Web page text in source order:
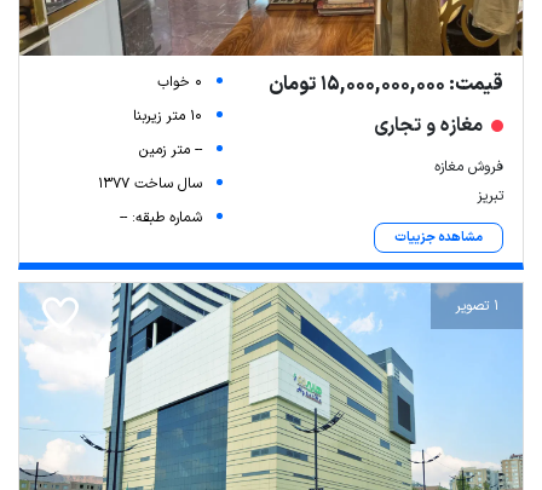
قیمت: 15,000,000,000 تومان
مغازه و تجاری
فروش مغازه
تبریز
مشاهده جزییات
0 خواب
10 متر زیربنا
-- متر زمین
سال ساخت 1377
شماره طبقه: --
1 تصویر